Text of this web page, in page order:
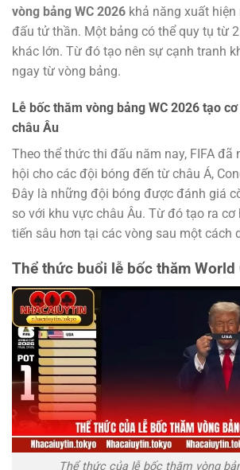
vòng bảng WC 2026 khả năng xuất hiện
đấu tử thần. Một bảng có thể quy tụ từ
khác lớn. Từ đó tạo nên sự cạnh tranh
ngay từ vòng bảng.
Lễ bốc thăm vòng bảng WC 2026 tạo
châu Âu
Theo thể thức thi đấu năm nay, FIFA đã
hội cho các đội bóng đến từ châu Á,
Đây là những đội bóng được đánh giá
so với khu vực châu Âu. Từ đó tạo ra cơ
tiến sâu hơn tại các vòng sau một cách
Thể thức buổi lễ bốc thăm World
Thể thức của lễ bốc thăm vòng